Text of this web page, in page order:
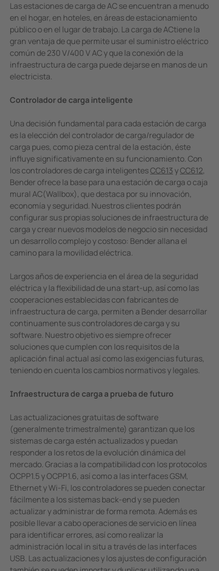
Las estaciones de carga de AC se encuentran a menudo
en el hogar, en hoteles, en áreas de estacionamiento
público o en el lugar de trabajo. La carga de ACtiene la
gran ventaja de que permite usar el suministro eléctrico
común de 230 V/400 V AC y que la conexión de la
infraestructura de carga puede dejarse en manos de un
electricista.
Controlador de carga inteligente
Una decisión fundamental para cada estación de carga
es la elección del controlador de carga/regulador de
carga pues, como pieza central de la estación, éste
influye significativamente en su funcionamiento. Con
los controladores de carga inteligentesCC613 yCC612,
Bender ofrece la base para una estación de carga o caja
mural AC(Wallbox), que destaca por su innovación,
economía y seguridad. Nuestros clientes podrán
configurar sus propias soluciones de infraestructura de
carga y crear nuevos modelos de negocio sin necesidad
un desarrollo complejo y costoso: Bender allana el
camino para la movilidad eléctrica.
Largos años de experiencia en el área de la seguridad
eléctrica y la flexibilidad de una start-up, así como las
cooperaciones establecidas con fabricantes de
infraestructura de carga, permiten a Bender desarrollar
continuamente sus controladores de carga y su
software. Nuestro objetivo es siempre ofrecer
soluciones que cumplen con los requisitos de la
aplicación final actual así como las exigencias futuras,
teniendo en cuenta los cambios normativos y legales.
Infraestructura de carga a prueba de futuro
Las actualizaciones gratuitas de software
(generalmente trimestralmente) garantizan que los
sistemas de carga estén actualizados y puedan
responder a los retos de la evolución dinámica del
mercado. Gracias a la compatibilidad con los protocolos
OCPP1.5 y OCPP1.6, así como a las interfaces GSM,
Ethernet y Wi-Fi, los controladores se pueden conectar
fácilmente a los sistemas back-end y se pueden
actualizar y administrar de forma remota. Además es
posible llevar a cabo operaciones de servicio en línea
para identificar errores, así como realizar la
administración local in situ a través de las interfaces
USB. Las actualizaciones y los ajustes de configuración